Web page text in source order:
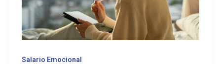
Salario Emocional